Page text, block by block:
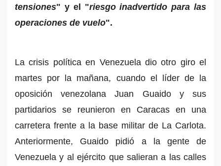
tensiones" y el "riesgo inadvertido para las
operaciones de vuelo".
La crisis política en Venezuela dio otro giro el
martes por la mañana, cuando el líder de la
oposición venezolana Juan Guaido y sus
partidarios se reunieron en Caracas en una
carretera frente a la base militar de La Carlota.
Anteriormente, Guaido pidió a la gente de
Venezuela y al ejército que salieran a las calles